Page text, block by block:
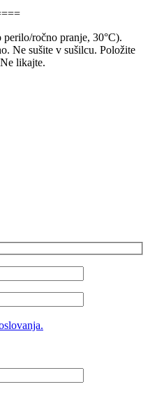
ročno pranje, 30°C).
Ne sušite v sušilcu. Položite
likajte.